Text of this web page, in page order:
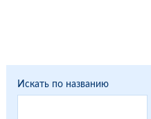
Искать по названию